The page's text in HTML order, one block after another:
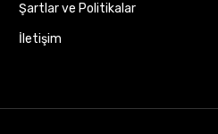
Şartlar ve Politikalar
İletişim